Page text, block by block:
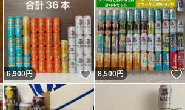
いいね！
6,900円 いいね！
8,500円